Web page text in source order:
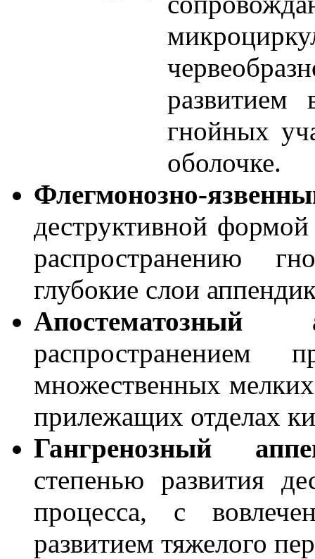
развитием
гнойных
оболочке.
Флегмонозно-
деструктивной
распространению
глубокие слои
распространением
множественных
прилежащих отделах
Гангренозный
степенью развития
процесса, с
развитием тяжелого